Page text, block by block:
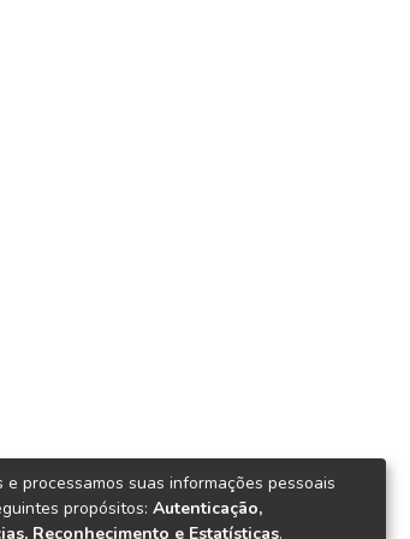
e processamos suas informações pessoais
propósitos: Autenticação,
Reconhecimento e Estatísticas.